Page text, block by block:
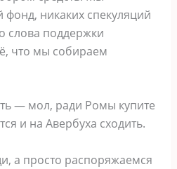
фонд, никаких спекуляций
слова поддержки
что мы собираем
— мол, ради Ромы купите
и на Авербуха сходить.
а просто распоряжаемся